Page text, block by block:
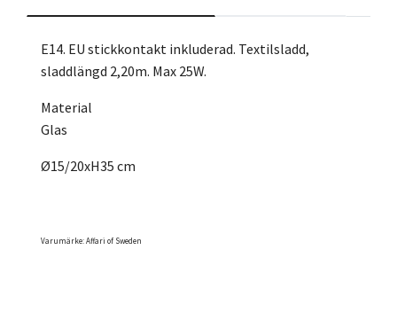
E14. EU stickkontakt inkluderad. Textilsladd,
sladdlängd 2,20m. Max 25W.
Material
Glas
Ø15/20xH35 cm
Varumärke: Affari of Sweden